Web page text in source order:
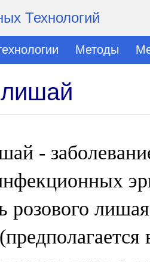
Технологий
Методы
-
розового лишая